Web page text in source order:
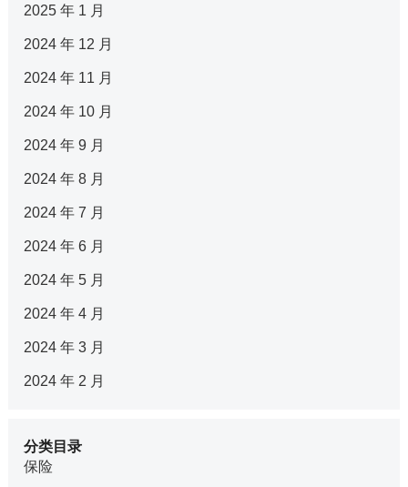
2025 年 1 月
2024 年 12 月
2024 年 11 月
2024 年 10 月
2024 年 9 月
2024 年 8 月
2024 年 7 月
2024 年 6 月
2024 年 5 月
2024 年 4 月
2024 年 3 月
2024 年 2 月
分类目录
保险